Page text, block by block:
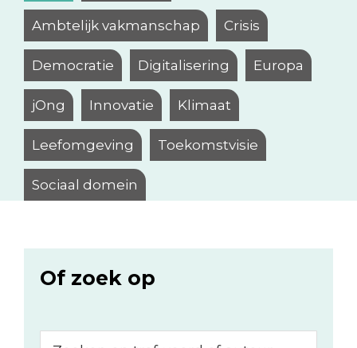
Ambtelijk vakmanschap Crisis
Democratie Digitalisering Europa
jOng Innovatie Klimaat
Leefomgeving Toekomstvisie
Sociaal domein
Of zoek op